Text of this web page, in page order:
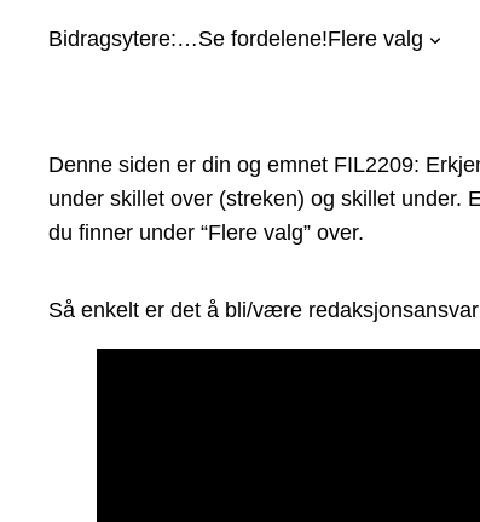
Bidragsytere:…Se fordelene!Flere valg
Denne siden er din og emnet FIL2209:
under skillet over (streken) og skillet under.
du finner under “Flere valg” over.
Så enkelt er det å bli/være